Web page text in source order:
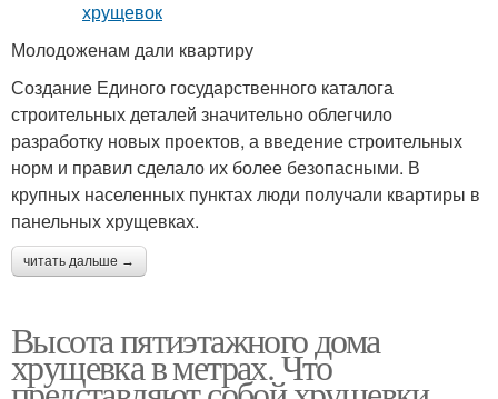
Молодоженам дали квартиру
Создание Единого государственного каталога
строительных деталей значительно облегчило
разработку новых проектов, а введение строительных
норм и правил сделало их более безопасными. В
крупных населенных пунктах люди получали квартиры в
панельных хрущевках.
читать дальше →
Высота пятиэтажного дома
хрущевка в метрах. Что